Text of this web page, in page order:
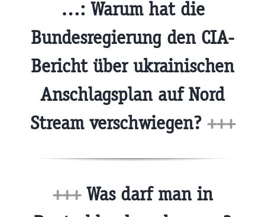
…: Warum hat die
Bundesregierung den CIA-
Bericht über ukrainischen
Anschlagsplan auf Nord
Stream verschwiegen? +++
+++Was darf man in